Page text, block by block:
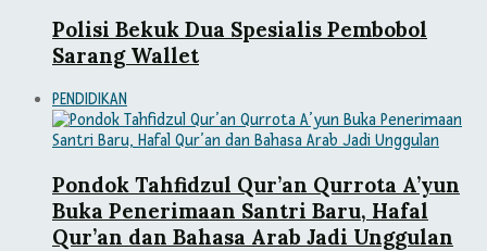
Polisi Bekuk Dua Spesialis Pembobol
Sarang Wallet
PENDIDIKAN
Pondok Tahfidzul Qur’an Qurrota A’yun
Buka Penerimaan Santri Baru, Hafal
Qur’an dan Bahasa Arab Jadi Unggulan